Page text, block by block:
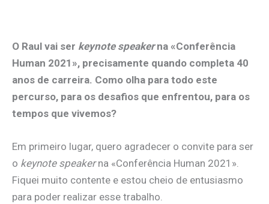
O Raul vai ser keynote speakerna «Conferência
Human 2021», precisamente quando completa 40
anos de carreira. Como olha para todo este
percurso, para os desafios que enfrentou, para os
tempos que vivemos?
Em primeiro lugar, quero agradecer o convite para ser
o keynote speakerna «Conferência Human 2021».
Fiquei muito contente e estou cheio de entusiasmo
para poder realizar esse trabalho.